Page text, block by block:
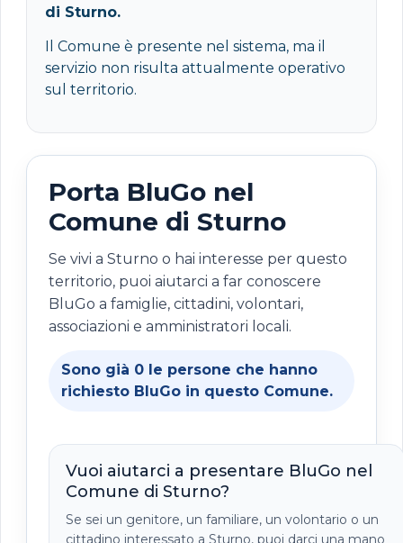
di Sturno.
Il Comune è presente nel sistema, ma il
servizio non risulta attualmente operativo
sul territorio.
Porta BluGo nel
Comune di Sturno
Se vivi a Sturno o hai interesse per questo
territorio, puoi aiutarci a far conoscere
BluGo a famiglie, cittadini, volontari,
associazioni e amministratori locali.
Sono già 0 le persone che hanno
richiesto BluGo in questo Comune.
Vuoi aiutarci a presentare BluGo nel
Comune di Sturno?
Se sei un genitore, un familiare, un volontario o un
cittadino interessato a Sturno, puoi darci una mano